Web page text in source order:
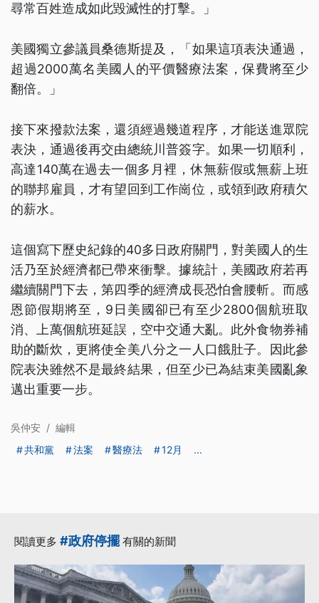
尋常百姓造成如此毀滅性的打擊。」
美國獨立參議員桑德斯提及，「如果這項表決通過，
超過2000萬名美國人的平價醫療法案，保費將至少
翻倍。」
接下來撥款法案，還須經過幾道程序，才能送進眾院
表決，通過後再交由總統川普簽字。如果一切順利，
高達140萬在過去一個多月裡，休無薪假或無薪上班
的聯邦雇員，才有望回到工作崗位，或領到政府積欠
的薪水。
這個寫下歷史紀錄的40多日政府關門，對美國人的生
活乃至於經濟都已帶來衝擊。據統計，美國政府若再
繼續關門下去，第四季的經濟成長恐怕會腰斬。而感
恩節假期將至，9日美國卻已有至少2800個航班取
消、上萬個航班延誤，空中交通大亂。此外食物券補
助的斷炊，更將使全美八分之一人口餓肚子。因此參
院表決雖然不是最終結果，但至少已為結束美國亂象
邁出重要一步。
吳仲安 / 編輯
共和黨
法案 醫療法 12月 ...
閱讀更多 #政府停擺有關的新聞